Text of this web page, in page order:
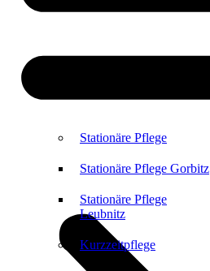
Stationäre Pflege
Stationäre Pflege Gorbitz
Stationäre Pflege
Leubnitz
Kurzzeitpflege